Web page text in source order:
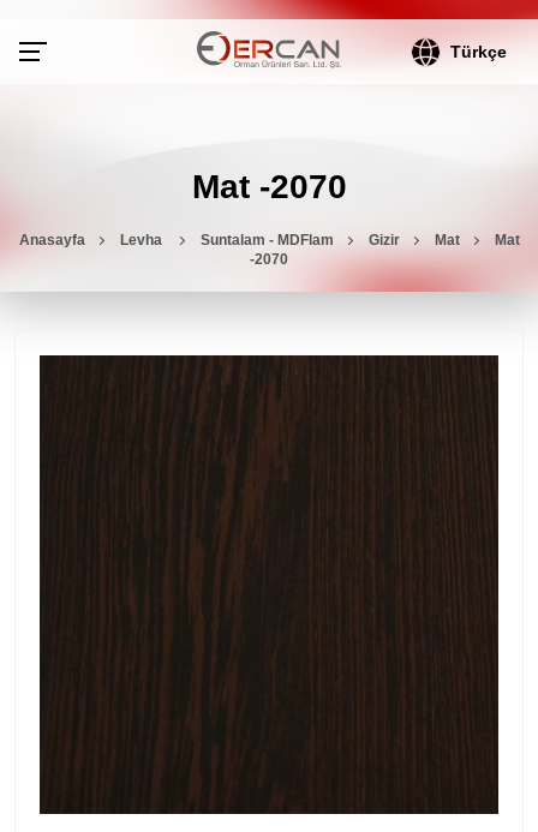
Türkçe
Mat -2070
Anasayfa Levha Suntalam - MDFlam Gizir Mat
Mat
-2070